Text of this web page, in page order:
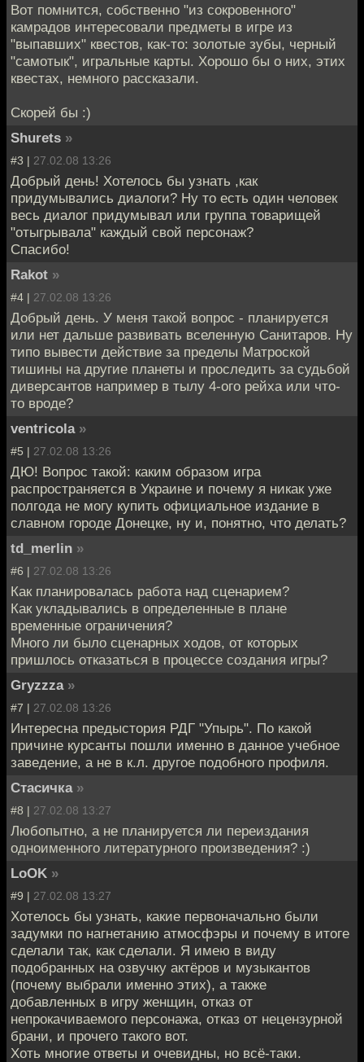
Вот помнится, собственно "из сокровенного"
камрадов интересовали предметы в игре из
"выпавших" квестов, как-то: золотые зубы, черный
"самотык", игральные карты. Хорошо бы о них, этих
квестах, немного рассказали.
Скорей бы :)
Shurets »
#3 | 27.02.08 13:26
Добрый день! Хотелось бы узнать ,как
придумывались диалоги? Ну то есть один человек
весь диалог придумывал или группа товарищей
"отыгрывала" каждый свой персонаж?
Спасибо!
Rakot »
#4 | 27.02.08 13:26
Добрый день. У меня такой вопрос - планируется
или нет дальше развивать вселенную Санитаров. Ну
типо вывести действие за пределы Матроской
тишины на другие планеты и проследить за судьбой
диверсантов например в тылу 4-ого рейха или что-
то вроде?
ventricola »
#5 | 27.02.08 13:26
ДЮ! Вопрос такой: каким образом игра
распространяется в Украине и почему я никак уже
полгода не могу купить официальное издание в
славном городе Донецке, ну и, понятно, что делать?
td_merlin »
#6 | 27.02.08 13:26
Как планировалась работа над сценарием?
Как укладывались в определенные в плане
временные ограничения?
Много ли было сценарных ходов, от которых
пришлось отказаться в процессе создания игры?
Gryzzza »
#7 | 27.02.08 13:26
Интересна предыстория РДГ "Упырь". По какой
причине курсанты пошли именно в данное учебное
заведение, а не в к.л. другое подобного профиля.
Стасичка »
#8 | 27.02.08 13:27
Любопытно, а не планируется ли переиздания
одноименного литературного произведения? :)
LoOK »
#9 | 27.02.08 13:27
Хотелось бы узнать, какие первоначально были
задумки по нагнетанию атмосфэры и почему в итоге
сделали так, как сделали. Я имею в виду
подобранных на озвучку актёров и музыкантов
(почему выбрали именно этих), а также
добавленных в игру женщин, отказ от
непрокачиваемого персонажа, отказ от нецензурной
брани, и прочего такого вот.
Хоть многие ответы и очевидны, но всё-таки.